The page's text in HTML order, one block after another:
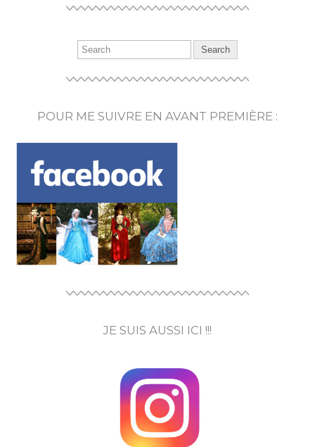
POUR ME SUIVRE EN AVANT PREMIÈRE :
JE SUIS AUSSI ICI !!!